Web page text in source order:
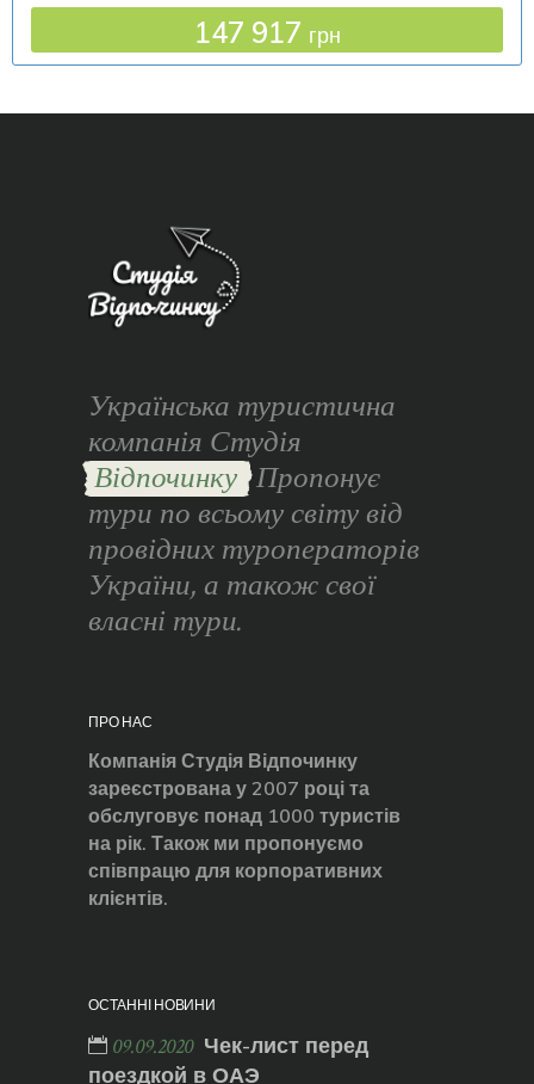
147 917 грн
Українська туристична
компанія Студія
Відпочинку Пропонує
тури по всьому світу від
провідних туроператорів
України, а також свої
власні тури.
ПРО НАС
Компанія Студія Відпочинку
зареєстрована у 2007 році та
обслуговує понад 1000 туристів
на рік. Також ми пропонуємо
співпрацю для корпоративних
клієнтів.
ОСТАННІ НОВИНИ
09.09.2020 Чек-лист перед
поездкой в ОАЭ